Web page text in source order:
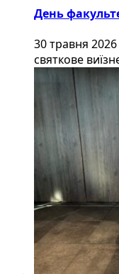
День
30 травня
святкове